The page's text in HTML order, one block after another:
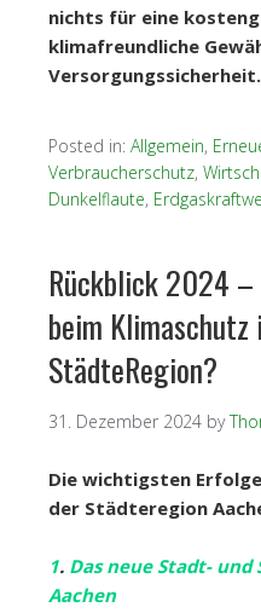
nichts für eine
klimafreundliche
Versorgungssicherheit.
Posted in: Allgemein,
Verbraucherschutz,
Dunkelflaute,
Rückblick 2024
beim Klimaschutz
StädteRegion?
31. Dezember 2024 by
Die wichtigsten
der Städteregion
1. Das neue Stadt-
Aachen